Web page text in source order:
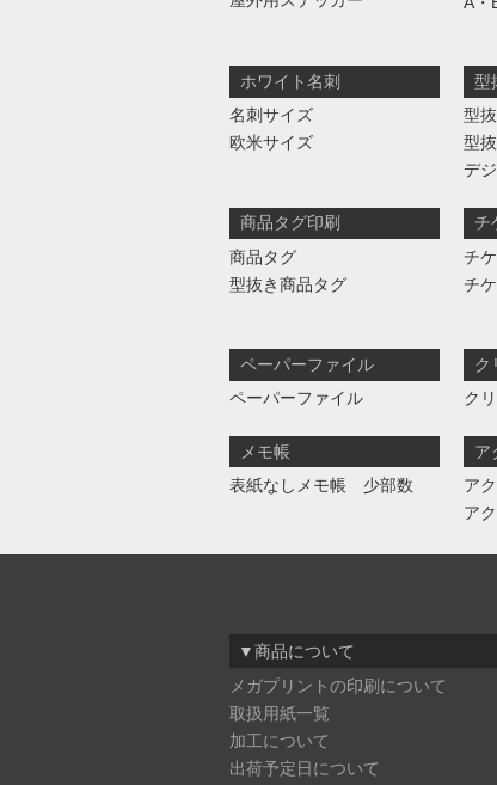
ホワイト名刺
名刺サイズ
欧米サイズ
型
型
型
デ
商品タグ印刷
商品タグ
型抜き商品タグ
チ
チ
チ
ペーパーファイル
ペーパーファイル
ク
ク
メモ帳
表紙なしメモ帳 少部数
ア
ア
ア
▼商品について
メガプリントの印刷について
取扱用紙一覧
加工について
出荷予定日について